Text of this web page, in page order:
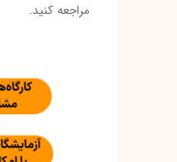
مراجعه کنید.